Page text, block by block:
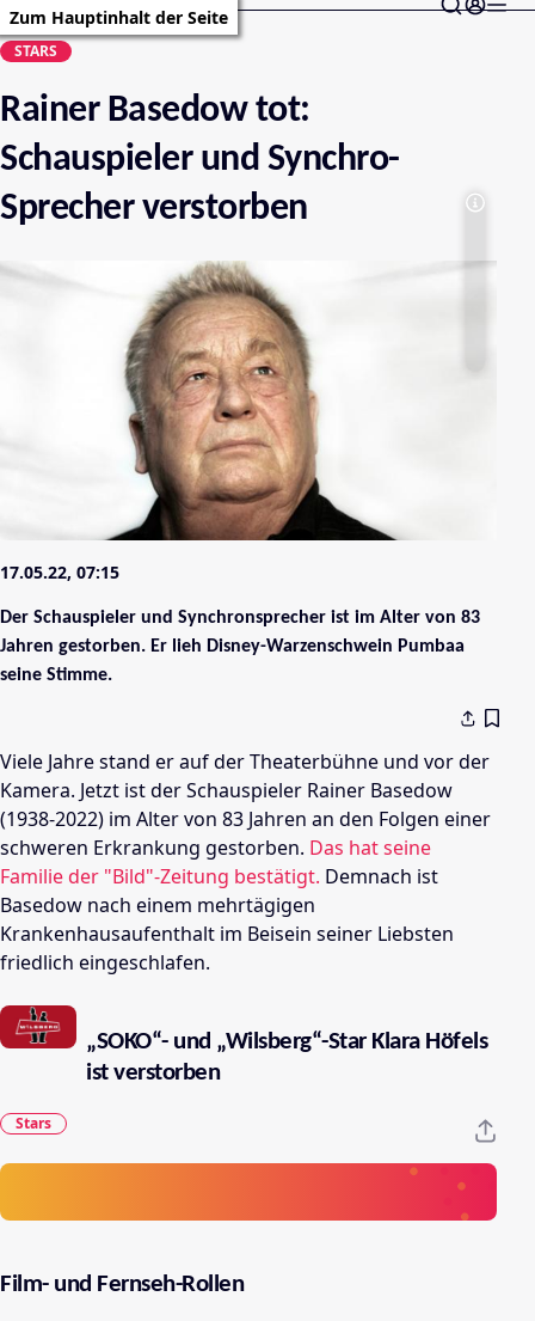
Zum Hauptinhalt der Seite
STARS
Rainer Basedow tot:
Schauspieler und Synchro-
Sprecher verstorben
17.05.22, 07:15
Der Schauspieler und Synchronsprecher ist im Alter von 83
Jahren gestorben. Er lieh Disney-Warzenschwein Pumbaa
seine Stimme.
Viele Jahre stand er auf der Theaterbühne und vor der
Kamera. Jetzt ist der Schauspieler Rainer Basedow
(1938-2022) im Alter von 83 Jahren an den Folgen einer
schweren Erkrankung gestorben. Das hat seine
Familie der "Bild"-Zeitung bestätigt. Demnach ist
Basedow nach einem mehrtägigen
Krankenhausaufenthalt im Beisein seiner Liebsten
friedlich eingeschlafen.
„SOKO“- und „Wilsberg“-Star Klara Höfels
ist verstorben
Stars
Film- und Fernseh-Rollen